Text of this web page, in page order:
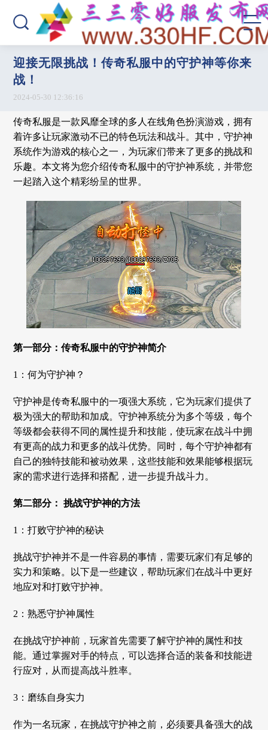
迎接无限挑战！传奇私服中的守护神等你来
战！
2024-05-30 12:36:16
传奇私服是一款风靡全球的多人在线角色扮演游戏，拥有
着许多让玩家激动不已的特色玩法和战斗。其中，守护神
系统作为游戏的核心之一，为玩家们带来了更多的挑战和
乐趣。本文将为您介绍传奇私服中的守护神系统，并带您
一起踏入这个精彩纷呈的世界。
第一部分：传奇私服中的守护神简介
1：何为守护神？
守护神是传奇私服中的一项强大系统，它为玩家们提供了
极为强大的帮助和加成。守护神系统分为多个等级，每个
等级都会获得不同的属性提升和技能，使玩家在战斗中拥
有更高的战力和更多的战斗优势。同时，每个守护神都有
自己的独特技能和被动效果，这些技能和效果能够根据玩
家的需求进行选择和搭配，进一步提升战斗力。
第二部分： 挑战守护神的方法
1：打败守护神的秘诀
挑战守护神并不是一件容易的事情，需要玩家们有足够的
实力和策略。以下是一些建议，帮助玩家们在战斗中更好
地应对和打败守护神。
2：熟悉守护神属性
在挑战守护神前，玩家首先需要了解守护神的属性和技
能。通过掌握对手的特点，可以选择合适的装备和技能进
行应对，从而提高战斗胜率。
3：磨练自身实力
作为一名玩家，在挑战守护神之前，必须要具备强大的战